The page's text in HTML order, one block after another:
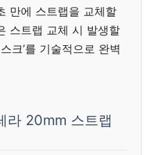
만에 스트랩을 교체할
스트랩 교체 시 발생할
크’를 기술적으로 완벽
라 20mm 스트랩